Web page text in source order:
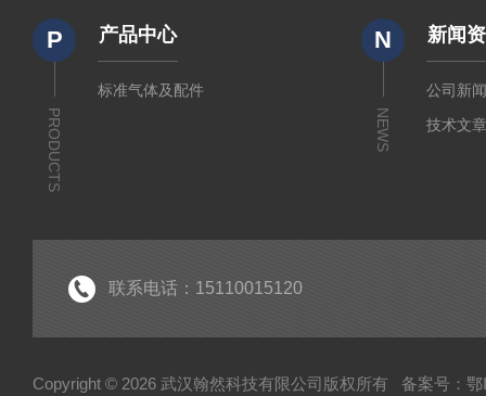
P
PRODUCTS
产品中心
标准气体及配件
N
NEWS
新闻
公司新
技术文
联系电话：15110015120
Copyright © 2026 武汉翰然科技有限公司版权所有 备案号：